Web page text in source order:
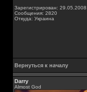
Зарегистрирован: 29.05.2008
Сообщения: 2820
Откуда: Украина
Вернуться к началу
Darry
Almost God